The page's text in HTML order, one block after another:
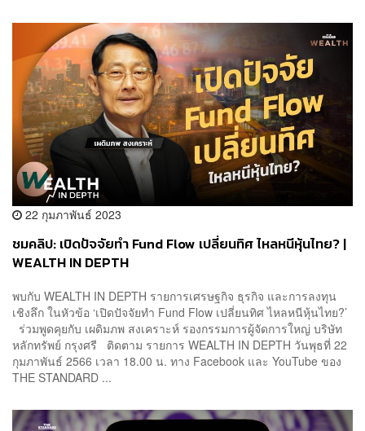
22 กุมภาพันธ์ 2023
ชมคลิป: เปิดปัจจัยทำ Fund Flow เปลี่ยนทิศ ไหลหนีหุ้นไทย? |
WEALTH IN DEPTH
พบกับ WEALTH IN DEPTH รายการเศรษฐกิจ ธุรกิจ และการลงทุน
เชิงลึก ในหัวข้อ ‘เปิดปัจจัยทำ Fund Flow เปลี่ยนทิศ ไหลหนีหุ้นไทย?’
ร่วมพูดคุยกับ เผดิมภพ สงเคราะห์ รองกรรมการผู้จัดการใหญ่ บริษัท
หลักทรัพย์ กรุงศรี ติดตาม รายการ WEALTH IN DEPTH วันพุธที่ 22
กุมภาพันธ์ 2566 เวลา 18.00 น. ทาง Facebook และ YouTube ของ
THE STANDARD ...